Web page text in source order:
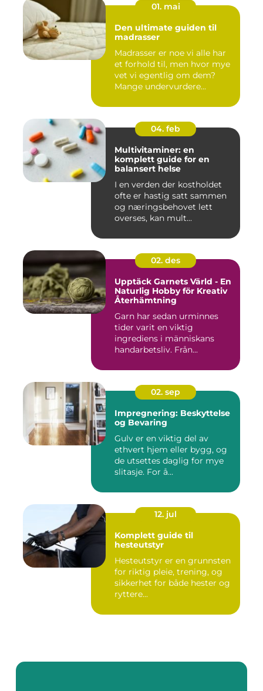
01. mai
Den ultimate guiden til
madrasser
Madrasser er noe vi alle har
et forhold til, men hvor mye
vet vi egentlig om dem?
Mange undervurdere...
04. feb
Multivitaminer: en
komplett guide for en
balansert helse
I en verden der kostholdet
ofte er hastig satt sammen
og næringsbehovet lett
overses, kan mult...
02. des
Upptäck Garnets Värld - En
Naturlig Hobby för Kreativ
Återhämtning
Garn har sedan urminnes
tider varit en viktig
ingrediens i människans
handarbetsliv. Från...
02. sep
Impregnering: Beskyttelse
og Bevaring
Gulv er en viktig del av
ethvert hjem eller bygg, og
de utsettes daglig for mye
slitasje. For å...
12. jul
Komplett guide til
hesteutstyr
Hesteutstyr er en grunnsten
for riktig pleie, trening, og
sikkerhet for både hester og
ryttere...